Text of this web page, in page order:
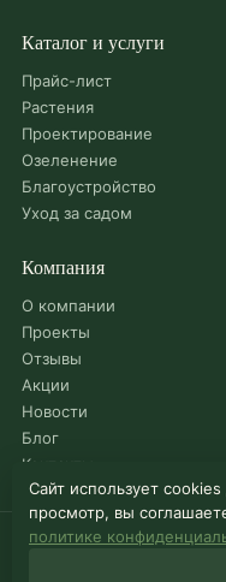
Каталог и услуги
Прайс-лист
Растения
Проектирование
Озеленение
Благоустройство
Уход за садом
Компания
О компании
Проекты
Отзывы
Акции
Новости
Блог
Контакты
© 2026 Садовый центр
Политика
Сайт использует
просмотр, вы
политике